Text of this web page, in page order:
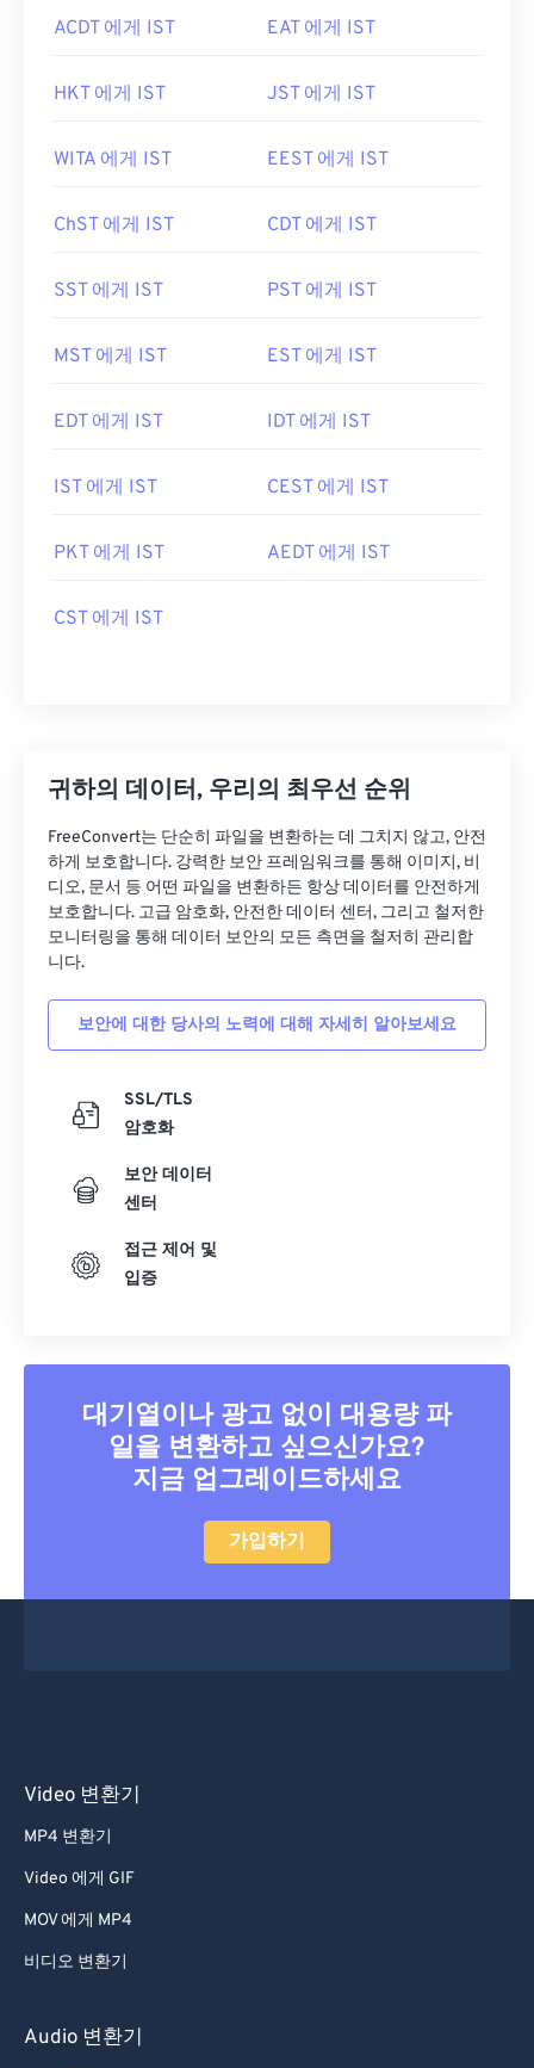
ACDT 에게 IST EAT 에게 IST
HKT 에게 IST JST 에게 IST
WITA 에게 IST EEST 에게 IST
ChST 에게 IST CDT 에게 IST
SST 에게 IST PST 에게 IST
MST 에게 IST EST 에게 IST
EDT 에게 IST IDT 에게 IST
IST 에게 IST CEST 에게 IST
PKT 에게 IST AEDT 에게 IST
CST 에게 IST
귀하의 데이터, 우리의 최우선 순위
FreeConvert는 단순히 파일을 변환하는 데 그치지 않고, 안전
하게 보호합니다. 강력한 보안 프레임워크를 통해 이미지, 비
디오, 문서 등 어떤 파일을 변환하든 항상 데이터를 안전하게
보호합니다. 고급 암호화, 안전한 데이터 센터, 그리고 철저한
모니터링을 통해 데이터 보안의 모든 측면을 철저히 관리합
니다.
보안에 대한 당사의 노력에 대해 자세히 알아보세요
SSL/TLS
암호화
보안 데이터
센터
접근 제어 및
입증
대기열이나 광고 없이 대용량 파
일을 변환하고 싶으신가요?
지금 업그레이드하세요
가입하기
Video 변환기
MP4 변환기
Video 에게 GIF
MOV 에게 MP4
비디오 변환기
Audio 변환기